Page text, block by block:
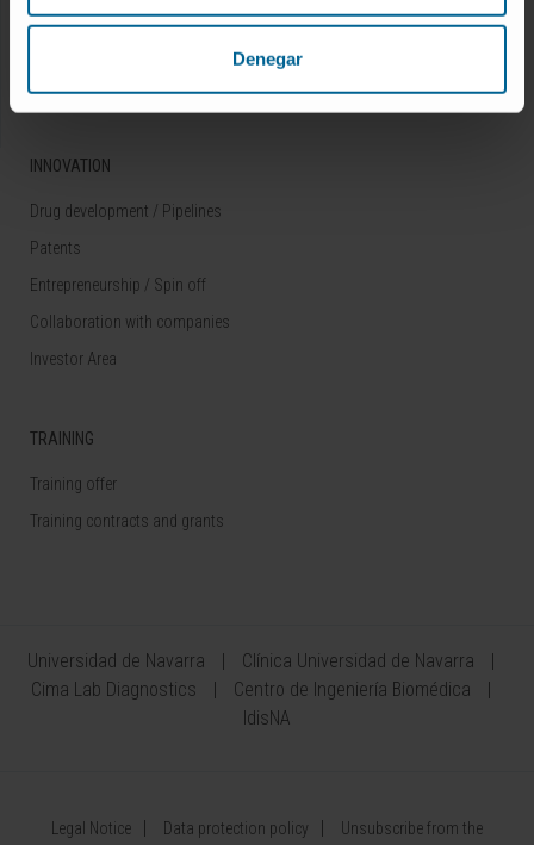
Denegar
Technology platforms
INNOVATION
Drug development / Pipelines
Patents
Entrepreneurship / Spin off
Collaboration with companies
Investor Area
TRAINING
Training offer
Training contracts and grants
Universidad de Navarra
Clínica Universidad de Navarra
Cima Lab Diagnostics
Centro de Ingeniería Biomédica
IdisNA
Legal Notice Data protection policy Unsubscribe from the